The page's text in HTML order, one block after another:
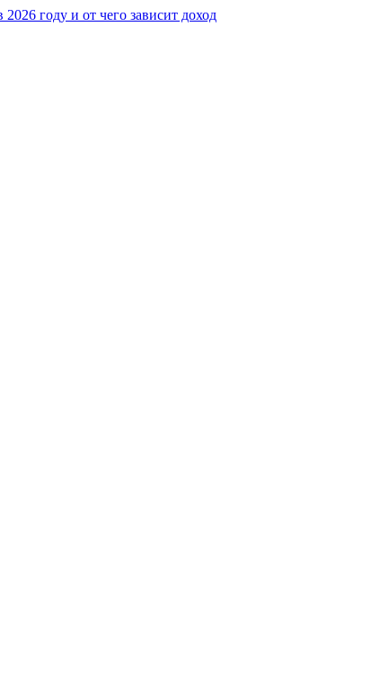
году и от чего зависит доход